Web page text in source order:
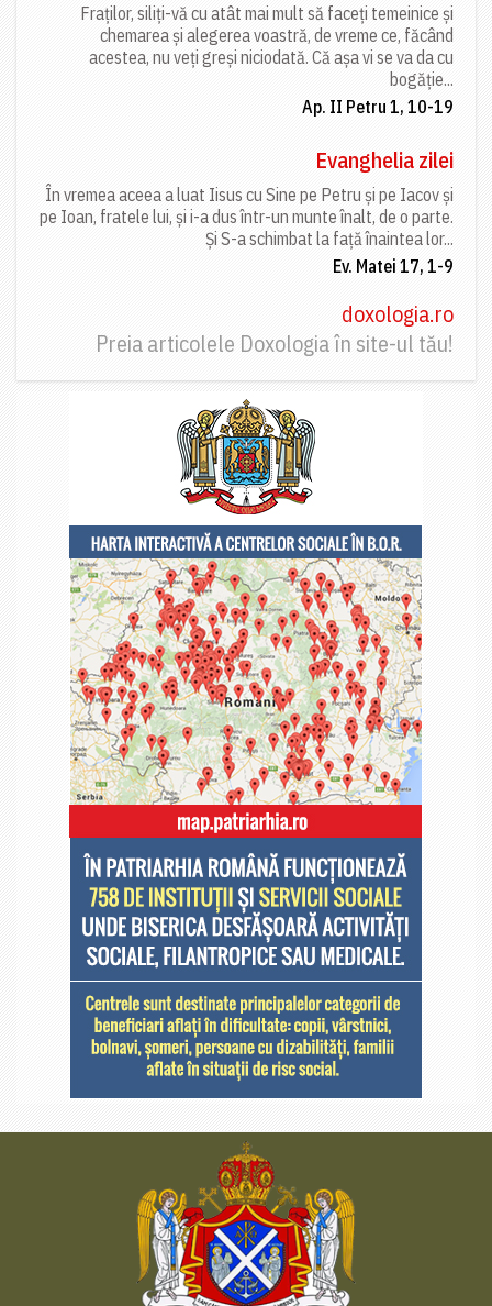
Fraților, siliți-vă cu atât mai mult să faceți temeinice și
chemarea și alegerea voastră, de vreme ce, făcând
acestea, nu veți greși niciodată. Că așa vi se va da cu
bogăție...
Ap. II Petru 1, 10-19
Evanghelia zilei
În vremea aceea a luat Iisus cu Sine pe Petru și pe Iacov și
pe Ioan, fratele lui, și i-a dus într-un munte înalt, de o parte.
Și S-a schimbat la față înaintea lor...
Ev. Matei 17, 1-9
doxologia.ro
Preia articolele Doxologia în site-ul tău!